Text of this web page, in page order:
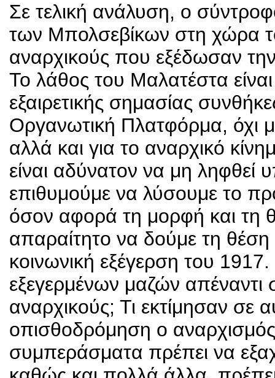
Σε τελική ανάλυση, ο
των Μπολσεβίκων στη χώρα
αναρχικούς που εξέδωσαν
Το λάθος του Μαλατέστα
εξαιρετικής σημασίας
Οργανωτική Πλατφόρμα, όχι
αλλά και για το αναρχικό
είναι αδύνατον να μη
επιθυμούμε να λύσουμε το
όσον αφορά τη μορφή και τη
απαραίτητο να δούμε τη
κοινωνική εξέγερση του
εξεγερμένων μαζών απέναντι
αναρχικούς; Τι εκτίμησαν σε
οπισθοδρόμηση ο
συμπεράσματα πρέπει να